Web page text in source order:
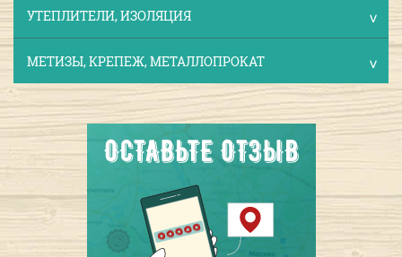
УТЕПЛИТЕЛИ, ИЗОЛЯЦИЯ
МЕТИЗЫ, КРЕПЕЖ, МЕТАЛЛОПРОКАТ